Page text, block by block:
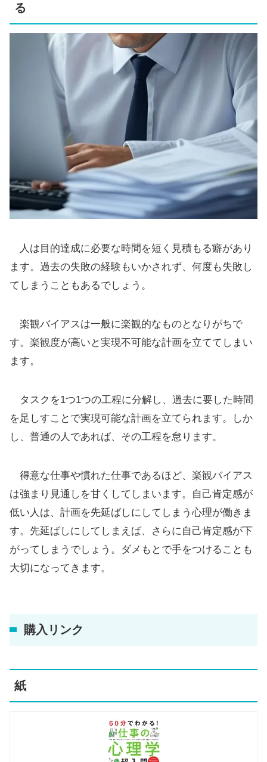
る
人は目的達成に必要な時間を短く見積もる癖があり
ます。過去の失敗の経験もいかされず、何度も失敗し
てしまうこともあるでしょう。
楽観バイアスは一般に楽観的なものとなりがちで
す。楽観度が高いと実現不可能な計画を立ててしまい
ます。
タスクを1つ1つの工程に分解し、過去に要した時間
を足しすことで実現可能な計画を立てられます。しか
し、普通の人であれば、その工程を怠ります。
得意な仕事や慣れた仕事であるほど、楽観バイアス
は強まり見通しを甘くしてしまいます。自己肯定感が
低い人は、計画を先延ばしにしてしまう心理が働きま
す。先延ばしにしてしまえば、さらに自己肯定感が下
がってしまうでしょう。ダメもとで手をつけることも
大切になってきます。
購入リンク
紙